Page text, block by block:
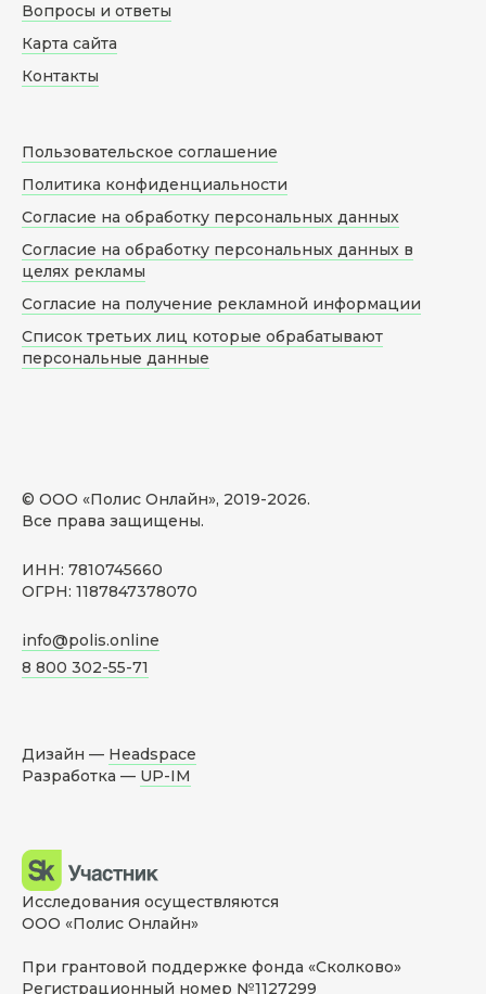
© ООО «Полис Онлайн», 2019-2026.
Все права защищены.
ИНН: 7810745660
ОГРН: 1187847378070
info@polis.online
8 800 302-55-71
Вопросы и ответы
Карта сайта
Контакты
Пользовательское соглашение
Политика конфиденциальности
Согласие на обработку персональных данных
Согласие на обработку персональных данных в
целях рекламы
Согласие на получение рекламной информации
Список третьих лиц которые обрабатывают
персональные данные
Дизайн — Headspace
Разработка — UP-IM
Исследования осуществляются
ООО «Полис Онлайн»
При грантовой поддержке фонда «Сколково»
Регистрационный номер №1127299